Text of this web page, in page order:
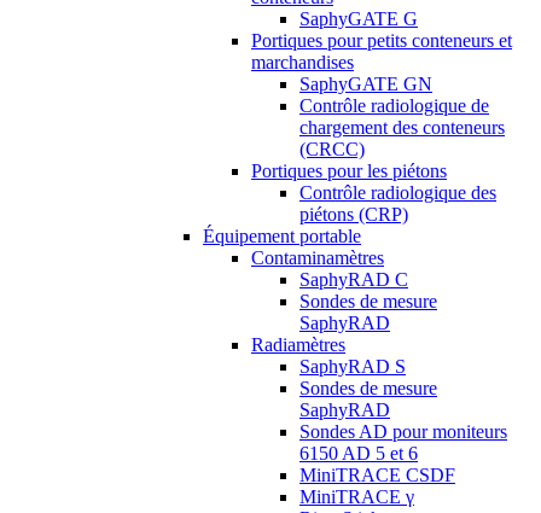
SaphyGATE G
Portiques pour petits conteneurs et
marchandises
SaphyGATE GN
Contrôle radiologique de
chargement des conteneurs
(CRCC)
Portiques pour les piétons
Contrôle radiologique des
piétons (CRP)
Équipement portable
Contaminamètres
SaphyRAD C
Sondes de mesure
SaphyRAD
Radiamètres
SaphyRAD S
Sondes de mesure
SaphyRAD
Sondes AD pour moniteurs
6150 AD 5 et 6
MiniTRACE CSDF
MiniTRACE γ